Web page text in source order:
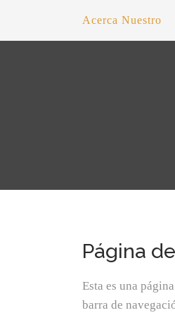
Acerca Nuestro
Página
Esta es una
barra de